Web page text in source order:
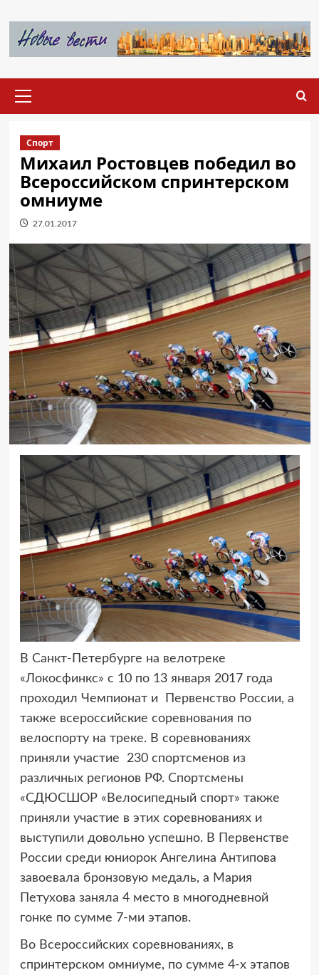
содержимому
меню
Спорт
Михаил Ростовцев победил во
Всероссийском спринтерском
омниуме
27.01.2017
В Санкт-Петербурге на велотреке
«Локосфинкс» с 10 по 13 января 2017 года
проходил Чемпионат и Первенство России, а
также всероссийские соревнования по
велоспорту на треке. В соревнованиях
приняли участие 230 спортсменов из
различных регионов РФ. Спортсмены
«СДЮСШОР «Велосипедный спорт» также
приняли участие в этих соревнованиях и
выступили довольно успешно. В Первенстве
России среди юниорок Ангелина Антипова
завоевала бронзовую медаль, а Мария
Петухова заняла 4 место в многодневной
гонке по сумме 7-ми этапов.
Во Всероссийских соревнованиях, в
спринтерском омниуме, по сумме 4-х этапов